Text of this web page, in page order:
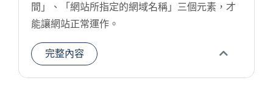
間」、「網站所指定的網域名稱」三個元素，才
能讓網站正常運作。
完整內容